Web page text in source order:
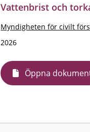
Vattenbrist och
Myndigheten för civilt
2026
Öppna